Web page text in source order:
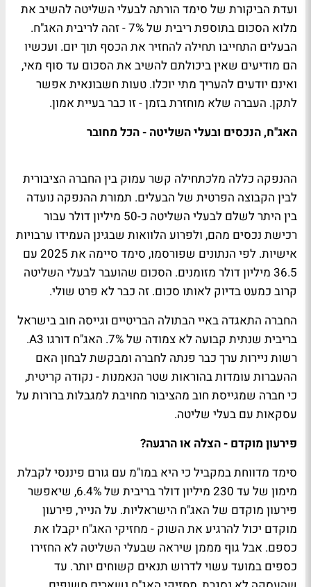
ועדת הביקורת של סימד הורתה לבעלי השליטה להשיב את
מלוא הסכום בתוספת ריבית של 7% - זהה לריבית האג"ח.
הבעלים התחייבו תחילה להחזיר את הכסף תוך יום. ועכשיו
הם מודיעים שאין ביכולתם להשיב את הסכום עד סוף מאי,
ואינם יודעים להעריך מתי יוכלו. טעות חשבונאית אפשר
לתקן. העברה שלא מוחזרת בזמן - זו כבר בעיית אמון.
האג"ח, הנכסים ובעלי השליטה - הכל מחובר
ההנפקה כללה מלכתחילה קשר עמוק בין החברה הציבורית
לבין הקבוצה הפרטית של הבעלים. תמורת ההנפקה נועדה
בין היתר לשלם לבעלי השליטה כ-50 מיליון דולר עבור
רכישת נכסים מהם, ולפרוע הלוואות שבגינן העמידו ערבויות
אישיות. לפי הנתונים שפורסמו, סימד סיימה את 2025 עם
36.5 מיליון דולר מזומנים. הסכום שהועבר לבעלי השליטה
קרוב כמעט בדיוק לאותו סכום. זה כבר לא פרט שולי.
החברה התאגדה באיי הבתולה הבריטיים וגייסה חוב בישראל
בריבית שנתית קבועה לא צמודה של 7%. האג"ח דורגו A3.
רשות ניירות ערך כבר פנתה לחברה ומבקשת לבחון האם
ההעברות עומדות בהוראות שטר הנאמנות - נקודה קריטית,
כי חברה שמגייסת חוב מהציבור מחויבת למגבלות ברורות על
עסקאות עם בעלי שליטה.
פירעון מוקדם - הצלה או הרגעה?
סימד מדווחת במקביל כי היא במו"מ עם גורם פיננסי לקבלת
מימון של עד 230 מיליון דולר בריבית של 6.4%, שיאפשר
פירעון מוקדם של האג"ח הישראליות. על הנייר, פירעון
מוקדם יכול להרגיע את השוק - מחזיקי האג"ח יקבלו את
כספם. אבל גוף מממן שיראה שבעלי השליטה לא החזירו
כספים במועד עשוי לדרוש תנאים קשוחים יותר. עד